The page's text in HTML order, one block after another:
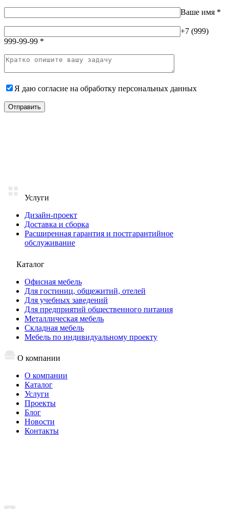
Ваше имя *
+7 (999)
999-99-99 *
Я даю согласие на обработку персональных данных
Услуги
Дизайн-проект
Доставка и сборка
Расширенная гарантия и постгарантийное
обслуживание
Каталог
Офисная мебель
Для гостиниц, общежитий, отелей
Для учебных заведений
Для предприятий общественного питания
Металлическая мебель
Складная мебель
Мебель по индивидуальному проекту
О компании
О компании
Каталог
Услуги
Проекты
Блог
Новости
Контакты